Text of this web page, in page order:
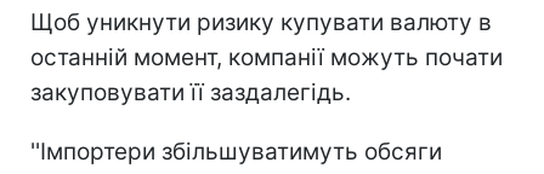
Щоб уникнути ризику купувати валюту в
останній момент, компанії можуть почати
закуповувати її заздалегідь.
''Імпортери збільшуватимуть обсяги